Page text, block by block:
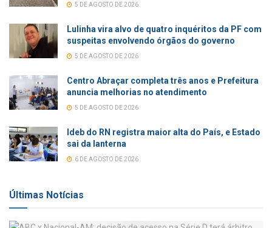
5 DE AGOSTO DE 2026
Lulinha vira alvo de quatro inquéritos da PF com
suspeitas envolvendo órgãos do governo
5 DE AGOSTO DE 2026
Centro Abraçar completa três anos e Prefeitura
anuncia melhorias no atendimento
5 DE AGOSTO DE 2026
Ideb do RN registra maior alta do País, e Estado
sai da lanterna
6 DE AGOSTO DE 2026
Últimas Notícias